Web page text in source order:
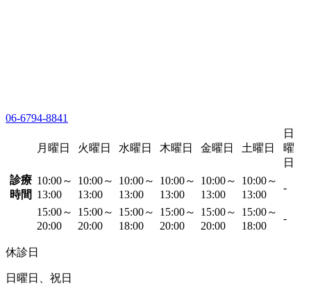
06-6794-8841
月曜日 火曜日 水曜日 木曜日 金曜日 土曜日
日
曜
日
診療
時間
10:00～
13:00
10:00～
13:00
10:00～
13:00
10:00～
13:00
10:00～
13:00
10:00～
13:00
-
15:00～
20:00
15:00～
20:00
15:00～
18:00
15:00～
20:00
15:00～
20:00
15:00～
18:00
-
休診日
日曜日、祝日